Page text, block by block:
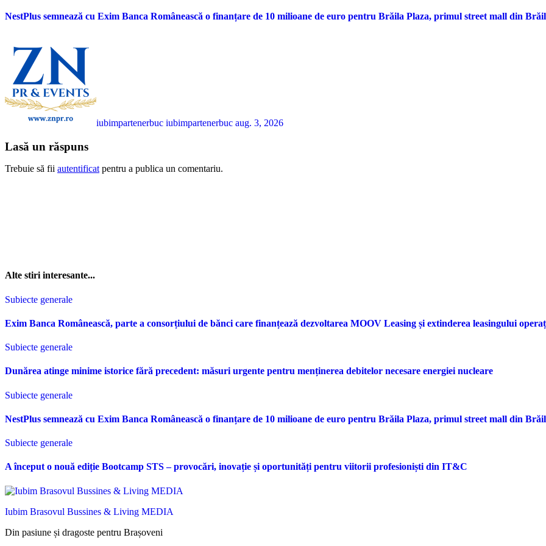
NestPlus semnează cu Exim Banca Românească o finanțare de 10 milioane de euro pentru Brăila Plaza, primul street mall din
iubimpartenerbuc iubimpartenerbuc aug. 3, 2026
Lasă un răspuns
Trebuie să fii autentificat pentru a publica un comentariu.
Alte stiri interesante...
Subiecte generale
Exim Banca Românească, parte a consorțiului de bănci care finanțează dezvoltarea MOOV Leasing și extinderea leasingului
Subiecte generale
Dunărea atinge minime istorice fără precedent: măsuri urgente pentru menținerea debitelor necesare energiei nucleare
Subiecte generale
NestPlus semnează cu Exim Banca Românească o finanțare de 10 milioane de euro pentru Brăila Plaza, primul street mall din
Subiecte generale
A început o nouă ediție Bootcamp STS – provocări, inovație și oportunități pentru viitorii profesioniști din IT&C
Iubim Brasovul Bussines & Living MEDIA
Din pasiune și dragoste pentru Brașoveni